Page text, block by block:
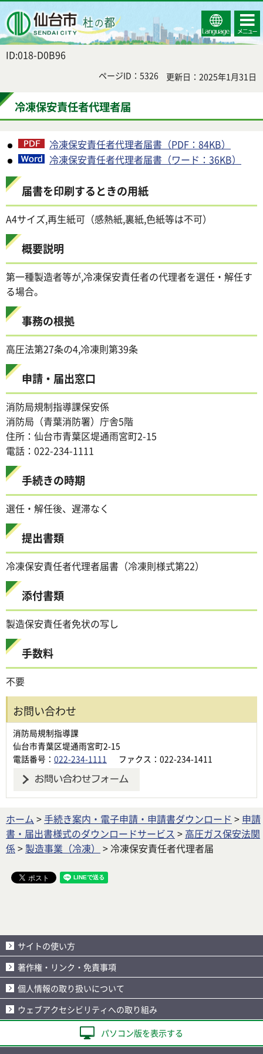
Select
Language
コンテ
ンツメ
ニュー
ID:018-D0B96
ページID：5326 更新日：2025年1月31日
冷凍保安責任者代理者届
冷凍保安責任者代理者届書（PDF：84KB）
冷凍保安責任者代理者届書（ワード：36KB）
届書を印刷するときの用紙
A4サイズ,再生紙可（感熱紙,裏紙,色紙等は不可）
概要説明
第一種製造者等が,冷凍保安責任者の代理者を選任・解任す
る場合。
事務の根拠
高圧法第27条の4,冷凍則第39条
申請・届出窓口
消防局規制指導課保安係
消防局（青葉消防署）庁舎5階
住所：仙台市青葉区堤通雨宮町2-15
電話：022-234-1111
手続きの時期
選任・解任後、遅滞なく
提出書類
冷凍保安責任者代理者届書（冷凍則様式第22）
添付書類
製造保安責任者免状の写し
手数料
不要
お問い合わせ
消防局規制指導課
仙台市青葉区堤通雨宮町2-15
電話番号： 022-234-1111 ファクス：022-234-1411
ホーム >手続き案内・電子申請・申請書ダウンロード > 申請
書・届出書様式のダウンロードサービス > 高圧ガス保安法関
係> 製造事業（冷凍） > 冷凍保安責任者代理者届
サイトの使い方
著作権・リンク・免責事項
個人情報の取り扱いについて
ウェブアクセシビリティへの取り組み
パソコン版を表示する